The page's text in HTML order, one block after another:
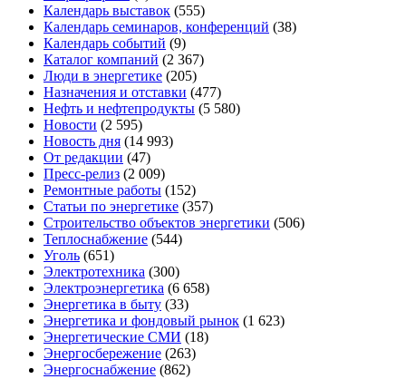
Календарь выставок (555)
Календарь семинаров, конференций (38)
Календарь событий (9)
Каталог компаний (2 367)
Люди в энергетике (205)
Назначения и отставки (477)
Нефть и нефтепродукты (5 580)
Новости (2 595)
Новость дня (14 993)
От редакции (47)
Пресс-релиз (2 009)
Ремонтные работы (152)
Статьи по энергетике (357)
Строительство объектов энергетики (506)
Теплоснабжение (544)
Уголь (651)
Электротехника (300)
Электроэнергетика (6 658)
Энергетика в быту (33)
Энергетика и фондовый рынок (1 623)
Энергетические СМИ (18)
Энергосбережение (263)
Энергоснабжение (862)